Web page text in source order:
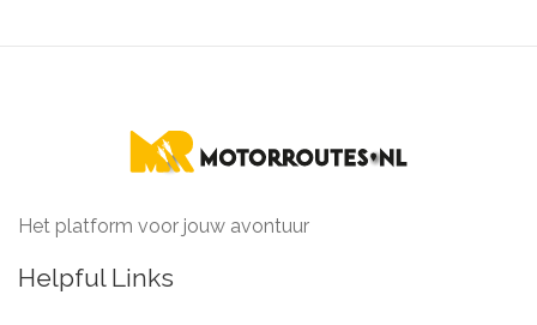
Het platform voor jouw avontuur
Helpful Links